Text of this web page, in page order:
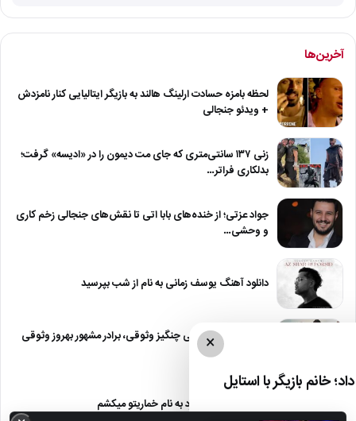
آخرین‌ها
لحظه بامزه حسادت ارلینگ هالند به بازیگر ایتالیایی کنار نامزدش
+ ویدئو جنجالی
زنی ۱۳۷ سانتی‌متری که جای مت دیمون را در «ادیسه» گرفت؛
بدلکاری فراتر…
جواد عزتی؛ از خنده‌های بابا اتی تا نقش‌های جنجالی زخم کاری
و وحشی…
دانلود آهنگ یوسف زمانی به نام از شب بپرسید
بستری شدن ناگهانی چنگیز وثوقی، برادر مشهور بهروز وثوقی
در بیمارستان!
دانلود آهنگ معین زد به نام خماریتو میکشم
×
خانم بازیگر با استایل